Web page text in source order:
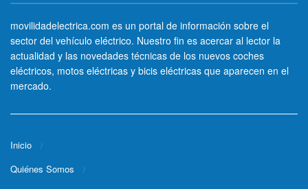
movilidadelectrica.com es un portal de información sobre el
sector del vehículo eléctrico. Nuestro fin es acercar al lector la
actualidad y las novedades técnicas de los nuevos coches
eléctricos, motos eléctricas y bicis eléctricas que aparecen en el
mercado.
Inicio
Quiénes Somos